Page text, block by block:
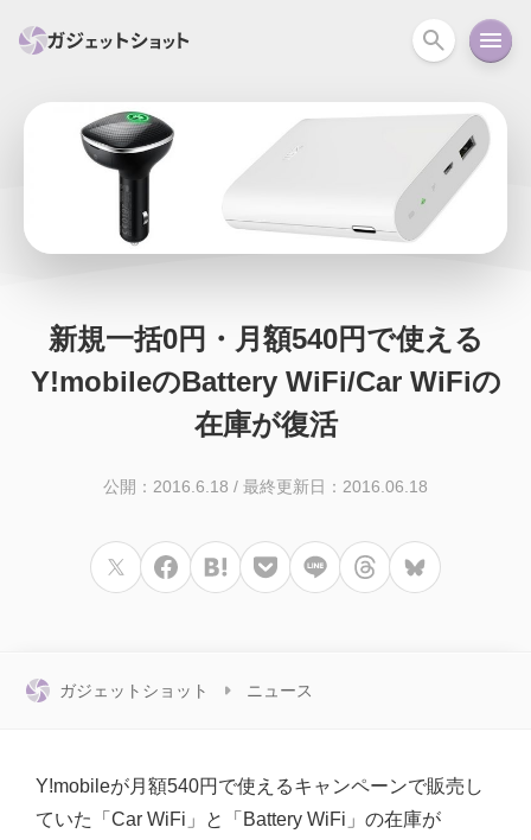
カメラ
セール情報 スマートホーム アクションカメラ カメラ
ガイド ニュース オーディオ 周辺機器
新規一括0円・月額540円で使える
Y!mobileのBattery WiFi/Car WiFiの
在庫が復活
公開：2016.6.18 / 最終更新日：2016.06.18
ガジェットショット ニュース
Y!mobileが月額540円で使えるキャンペーンで販売し
ていた「Car WiFi」と「Battery WiFi」の在庫が